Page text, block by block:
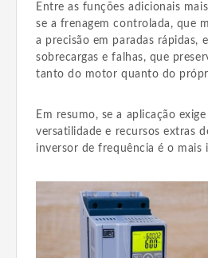
Entre as funções adicionais
se a frenagem controlada, que
a precisão em paradas rápidas,
sobrecargas e falhas, que
tanto do motor quanto do
Em resumo, se a aplicação
versatilidade e recursos extras
inversor de frequência é o mais